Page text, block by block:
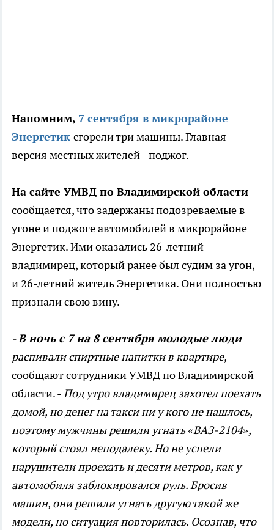
Напомним, 7 сентября в микрорайоне
Энергетик сгорели три машины. Главная
версия местных жителей - поджог.
На сайте УМВД по Владимирской области
сообщается, что задержаны подозреваемые в
угоне и поджоге автомобилей в микрорайоне
Энергетик. Ими оказались 26-летний
владимирец, который ранее был судим за угон,
и 26-летний житель Энергетика. Они полностью
признали свою вину.
- В ночь с 7 на 8 сентября молодые люди
распивали спиртные напитки в квартире, -
сообщают сотрудники УМВД по Владимирской
области. -Под утро владимирец захотел поехать
домой, но денег на такси ни у кого не нашлось,
поэтому мужчины решили угнать «ВАЗ-2104»,
который стоял неподалеку. Но не успели
нарушители проехать и десяти метров, как у
автомобиля заблокировался руль. Бросив
машин, они решили угнать другую такой же
модели, но ситуация повторилась. Осознав, что